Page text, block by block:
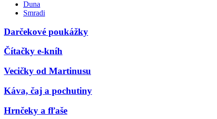
Duna
Smradi
Darčekové poukážky
Čítačky e-kníh
Vecičky od Martinusu
Káva, čaj a pochutiny
Hrnčeky a fľaše